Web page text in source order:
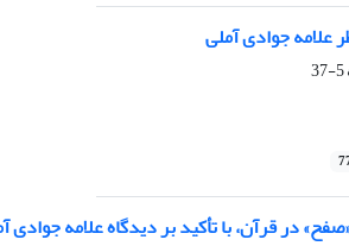
علامه جوادی آملی
5-37
در قرآن، با تأکید بر دیدگاه علامه جوادی